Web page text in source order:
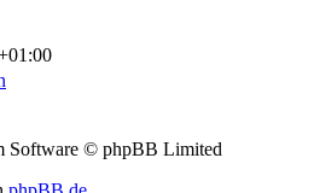
Software © phpBB Limited